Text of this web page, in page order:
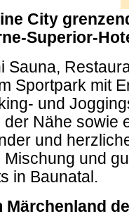
City
Superior-
Sauna,
Sportpark mit
und
Nähe sowie
und
und
in Baunatal.